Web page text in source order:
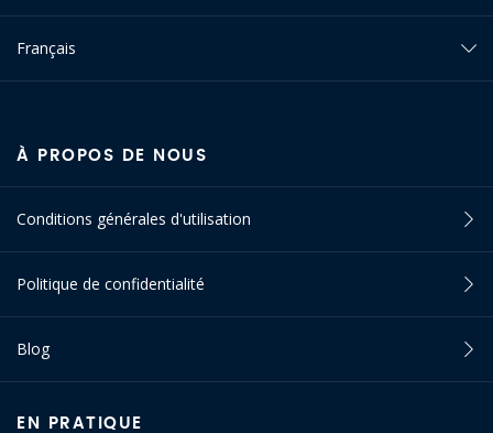
Français
À PROPOS DE NOUS
Conditions générales d'utilisation
Politique de confidentialité
Blog
EN PRATIQUE